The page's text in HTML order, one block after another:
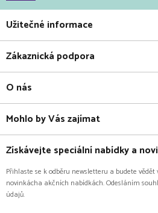
Užitečné informace
Zákaznická podpora
O nás
Mohlo by Vás zajímat
Získávejte speciální nabídky a
Přihlaste se k odběru newsletteru a budete vědět
novinkácha akčních nabídkách. Odesláním
údajů.